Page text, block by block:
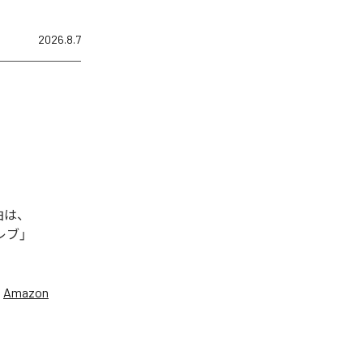
2026.8.7
、
ブ」
Amazon